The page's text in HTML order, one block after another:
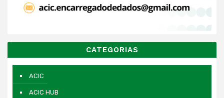
CATEGORIAS
ACIC
ACIC HUB